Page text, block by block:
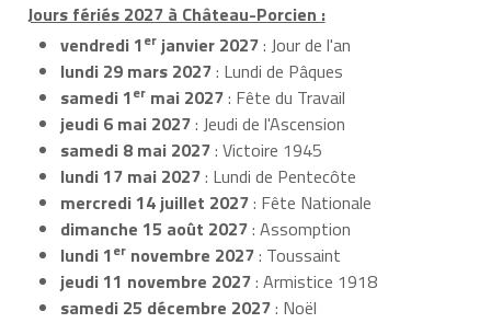
Jours fériés 2027 à Château-Porcien :
vendredi 1er janvier 2027: Jour de l'an
lundi 29 mars 2027: Lundi de Pâques
samedi 1er mai 2027: Fête du Travail
jeudi 6 mai 2027: Jeudi de l'Ascension
samedi 8 mai 2027: Victoire 1945
lundi 17 mai 2027: Lundi de Pentecôte
mercredi 14 juillet 2027: Fête Nationale
dimanche 15 août 2027: Assomption
lundi 1er novembre 2027: Toussaint
jeudi 11 novembre 2027: Armistice 1918
samedi 25 décembre 2027: Noël